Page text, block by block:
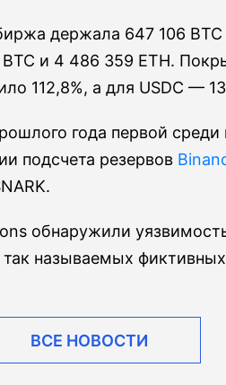
держала 647 106
и 4 486 359 ETH.
112,8%, а для USDC —
года первой
подсчета резервов
обнаружили
называемых
ВСЕ НОВОСТИ